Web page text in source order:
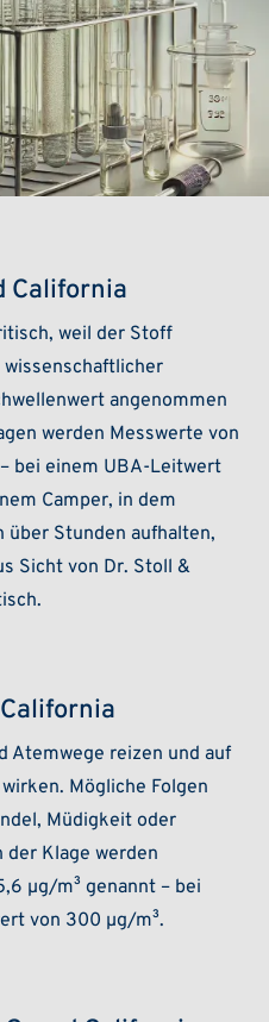
California
weil der Stoff
angenommen
werden Messwerte von
bei einem UBA-Leitwert
Camper, in dem
über Stunden aufhalten,
Sicht von Dr. Stoll &
Atemwege reizen und auf
Mögliche Folgen
Müdigkeit oder
Klage werden
µg/m³ genannt – bei
von 300 µg/m³.